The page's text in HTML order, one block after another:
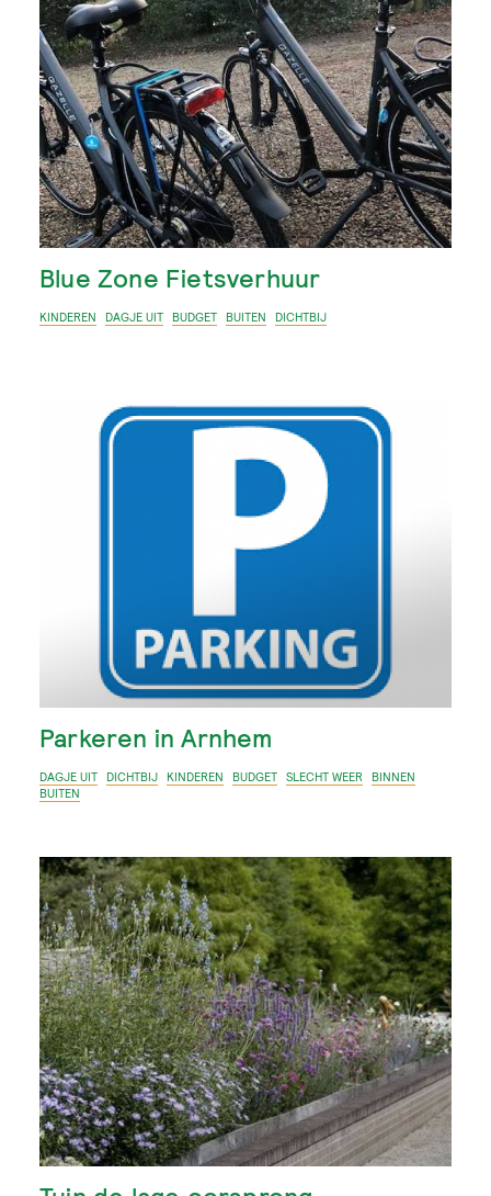
Blue Zone Fietsverhuur
KINDEREN DAGJE UIT BUDGET BUITEN DICHTBIJ
Parkeren in Arnhem
DAGJE UIT DICHTBIJ KINDEREN BUDGET SLECHT WEER
BINNEN
BUITEN